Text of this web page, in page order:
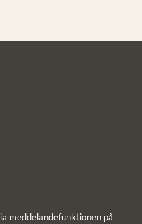
meddelandefunktionen på